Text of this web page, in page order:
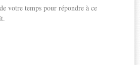
votre temps pour répondre à ce